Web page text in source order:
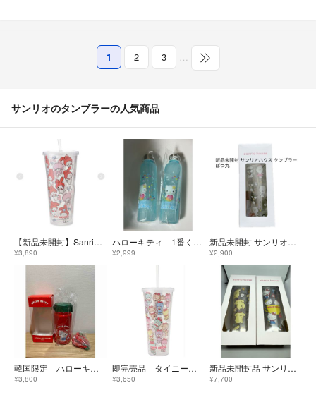
1 2 3 …
サンリオのタンブラーの人気商品
【新品未開封】Sanrio house クリアタンブラー マイメロディ
¥3,890
ハローキティ 1番くじ ウォーターボトル
¥2,999
新品未開封 サンリオハウス クリアタンブラー バッドばつ丸 はぴだんぶい
¥2,900
韓国限定 ハローキティ 水筒
¥3,800
即完売品 タイニーチャム タンブラー サンリオハウス
¥3,650
新品未開封品 サンリオハウス クリア タンブラー ポムポムプリン ハローキティ
¥7,700